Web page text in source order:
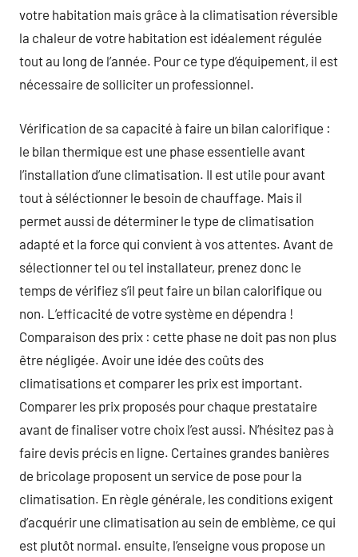
votre habitation mais grâce à la climatisation réversible
la chaleur de votre habitation est idéalement régulée
tout au long de l’année. Pour ce type d’équipement, il est
nécessaire de solliciter un professionnel.
Vérification de sa capacité à faire un bilan calorifique :
le bilan thermique est une phase essentielle avant
l’installation d’une climatisation. Il est utile pour avant
tout à séléctionner le besoin de chauffage. Mais il
permet aussi de déterminer le type de climatisation
adapté et la force qui convient à vos attentes. Avant de
sélectionner tel ou tel installateur, prenez donc le
temps de vérifiez s’il peut faire un bilan calorifique ou
non. L’efficacité de votre système en dépendra !
Comparaison des prix : cette phase ne doit pas non plus
être négligée. Avoir une idée des coûts des
climatisations et comparer les prix est important.
Comparer les prix proposés pour chaque prestataire
avant de finaliser votre choix l’est aussi. N’hésitez pas à
faire devis précis en ligne. Certaines grandes banières
de bricolage proposent un service de pose pour la
climatisation. En règle générale, les conditions exigent
d’acquérir une climatisation au sein de emblème, ce qui
est plutôt normal. ensuite, l’enseigne vous propose un